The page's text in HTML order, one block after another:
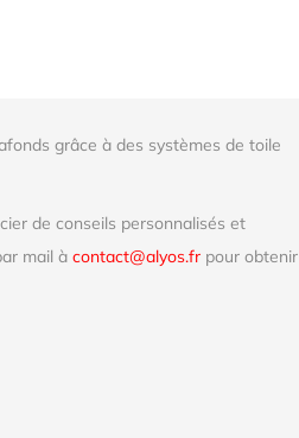
grâce à des systèmes de toile
de conseils personnalisés et
mail à contact@alyos.fr pour obtenir